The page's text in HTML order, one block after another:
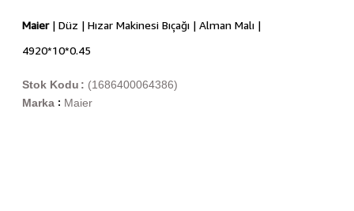
Maier| Düz | Hızar Makinesi Bıçağı | Alman Malı |
4920*10*0.45
(1686400064386)
Stok Kodu
Marka : Maier